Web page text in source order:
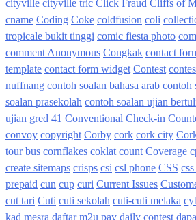
cityville cityville tric Click Fraud Cliffs of
cname Coding Coke coldfusion coli
tropicale bukit tinggi comic fiesta photo
comment Anonymous Congkak contact
template contact form widget Contest
nuffnang contoh soalan bahasa arab contoh
soalan prasekolah contoh soalan ujian
ujian gred 41 Conventional Check-in
convoy copyright Corby cork cork city
tour bus cornflakes coklat count Coverage
create sitemaps crisps csi csl phone CSS
prepaid cun cup curi Current Issues
cut tari Cuti cuti sekolah cuti-cuti melaka
kad mesra daftar m2u pay daily contest